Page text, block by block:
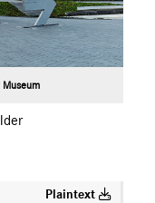
Museum
Plaintext